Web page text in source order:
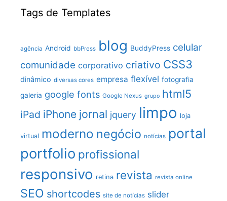
Tags de Templates
agência Android bbPress blog BuddyPress celular
comunidade corporativo criativo CSS3
dinâmico diversas cores empresa flexível fotografia
galeria google fonts Google Nexus grupo html5
iPad iPhone jornal jquery limpo loja
virtual moderno negócio notícias portal
portfolio profissional
responsivo retina revista revista online
SEO shortcodes site de notícias slider